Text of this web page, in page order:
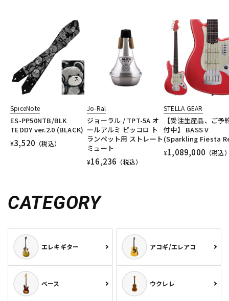
SpiceNote
ES-PP50NTB/BLK
TEDDY ver.2.0 (BLACK)
¥3,520 （税込）
Jo-Ral
ジョーラル / TPT-5A オ
ールアルミ ピッコロ ト
ランペット用 ストレート
ミュート
¥16,236 （税込）
STELLA GEAR
【受注生産品、ご予
付中】 BASS V
(Sparkling Fiesta
¥1,089,000 （税込
CATEGORY
エレキギター アコギ/エレアコ
ベース ウクレレ